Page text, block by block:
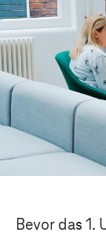
Bevor das 1.